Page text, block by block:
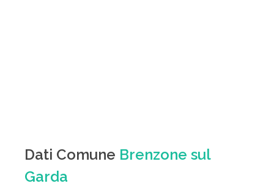
Dati Comune Brenzone sul
Garda